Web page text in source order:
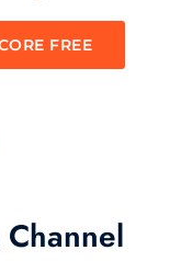
FREE